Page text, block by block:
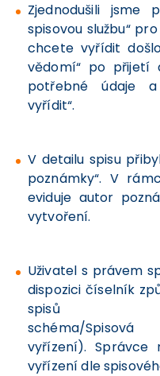
Zjednodušili jsme
spisovou službu“
chcete vyřídit
vědomí“ po přijetí
potřebné údaje a
vyřídit“.
V detailu spisu
poznámky“. V
eviduje autor
vytvoření.
Uživatel s právem
dispozici číselník
spisů
schéma/Spisová
vyřízení). Správce
vyřízení dle